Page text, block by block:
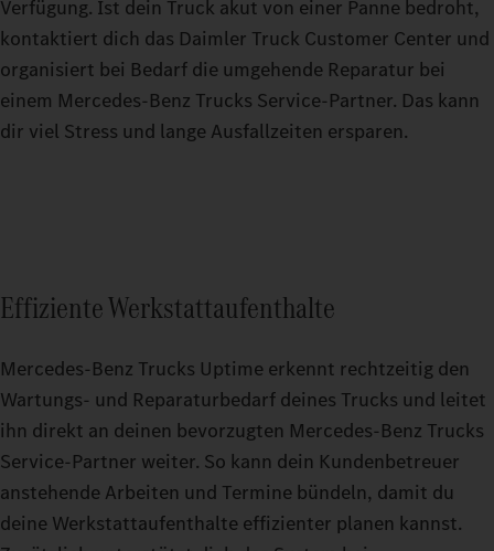
Verfügung. Ist dein Truck akut von einer Panne bedroht,
kontaktiert dich das Daimler Truck Customer Center und
organisiert bei Bedarf die umgehende Reparatur bei
einem Mercedes‑Benz Trucks Service‑Partner. Das kann
dir viel Stress und lange Ausfallzeiten ersparen.
Effiziente Werkstattaufenthalte
Mercedes‑Benz Trucks Uptime erkennt rechtzeitig den
Wartungs- und Reparaturbedarf deines Trucks und leitet
ihn direkt an deinen bevorzugten Mercedes‑Benz Trucks
Service‑Partner weiter. So kann dein Kundenbetreuer
anstehende Arbeiten und Termine bündeln, damit du
deine Werkstattaufenthalte effizienter planen kannst.